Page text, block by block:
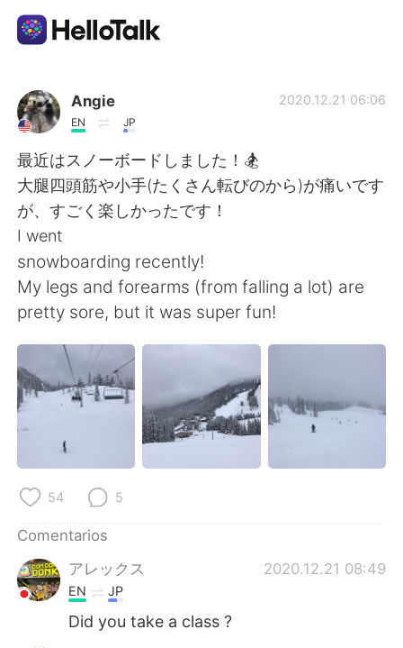
Aplicación de intercambio de idiomas
AI Grammar Checker
Español
English 简体中文
繁體中文 العربية
Français
日本語 한국어
Русский
Indonesia
Türkçe
Português
Angie
EN JP
2020.12.21 06:06
最近はスノーボードしました！🏂
大腿四頭筋や小手(たくさん転びのから)が痛いです
が、すごく楽しかったです！
I went
snowboarding recently!
My legs and forearms (from falling a lot) are
pretty sore, but it was super fun!
54 5
Comentarios
アレックス
2020.12.21 08:49
EN JP
Did you take a class ?